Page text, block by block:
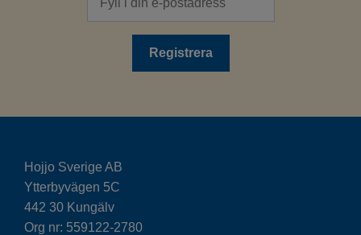
Hojjo Sverige AB
Ytterbyvägen 5C
442 30 Kungälv
Org nr: 559122-2780